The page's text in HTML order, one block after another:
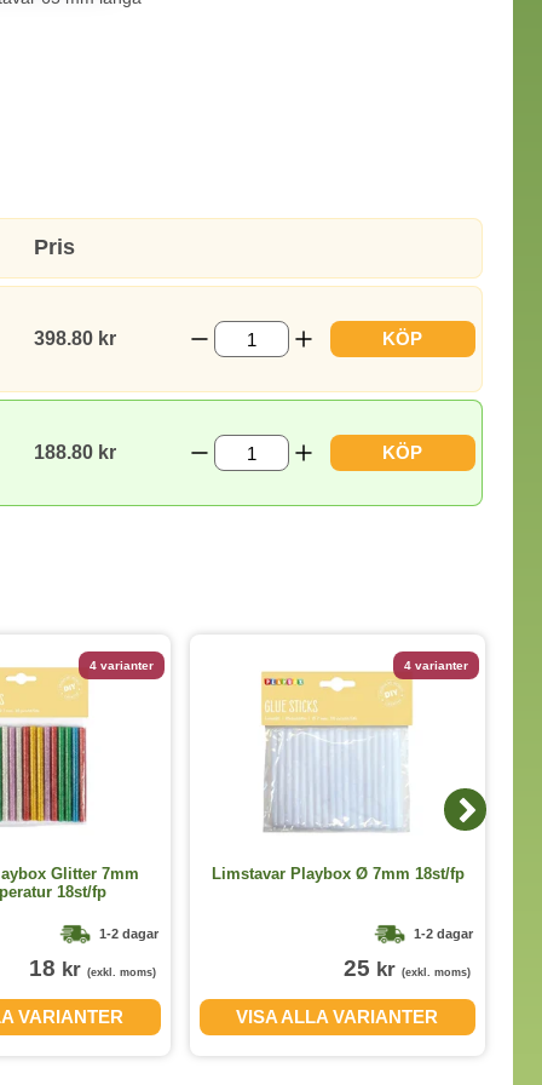
Pris
398.80 kr KÖP
188.80 kr KÖP
4 varianter
Glitter 7mm
18st/fp
1-2 dagar
18 kr (exkl. moms)
VARIANTER
4 varianter
Limstavar Playbox Ø 7mm 18st/fp
1-2 dagar
25 kr (exkl. moms)
VISA ALLA VARIANTER